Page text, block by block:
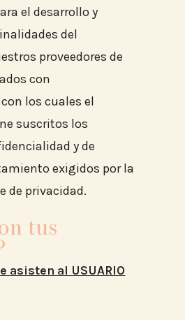
el desarrollo y
del
proveedores de
con
los cuales el
suscritos los
y de
exigidos por la
de privacidad.
tus
asisten al USUARIO